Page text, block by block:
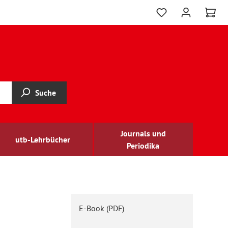
Suche
utb-Lehrbücher
Journals und
Periodika
E-Book (PDF)